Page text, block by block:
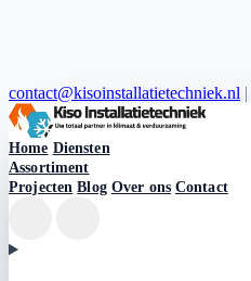
contact@kisoinstallatietechniek.nl |
Kiso Installatietechniek logo
Home Diensten
Assortiment
Projecten Blog Over ons Contact